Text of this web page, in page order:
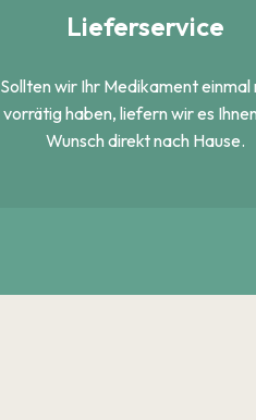
Lieferservice
Sollten wir Ihr Medikament einmal
vorrätig haben, liefern wir es
Wunsch direkt nach Hause.